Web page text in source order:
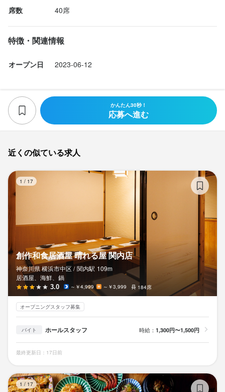
席数 40席
特徴・関連情報
オープン日 2023-06-12
かんたん30秒！
応募へ進む
近くの似ている求人
1 / 17
創作和食居酒屋 晴れる屋 関内店
神奈川県 横浜市中区 / 関内駅 109m
居酒屋、海鮮、鍋
3.0 ～￥4,999 ～￥3,999 184席
オープニングスタッフ募集
バイト ホールスタッフ 時給： 1,300円〜1,500円
最終更新日：17日前
1 / 17